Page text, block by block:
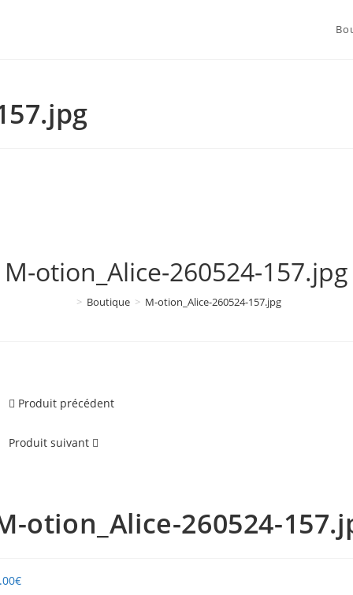
M-otion_Alice-260524-157.jpg
> Boutique > M-otion_Alice-260524-157.jpg
Produit précédent
Produit suivant
otion_Alice-260524-
€